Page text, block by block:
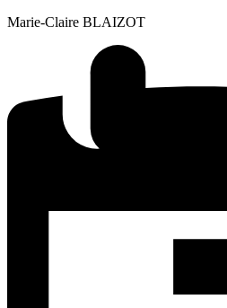
Marie-Claire BLAIZOT